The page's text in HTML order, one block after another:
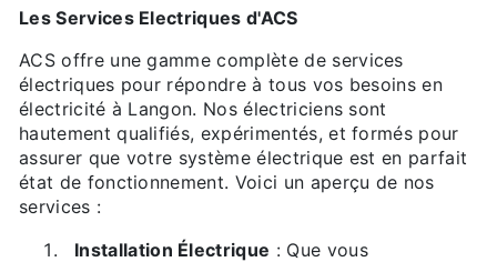
Les Services Electriques d'ACS
ACS offre une gamme complète de services
électriques pour répondre à tous vos besoins en
électricité à Langon. Nos électriciens sont
hautement qualifiés, expérimentés, et formés pour
assurer que votre système électrique est en parfait
état de fonctionnement. Voici un aperçu de nos
services :
Installation Électrique : Que vous